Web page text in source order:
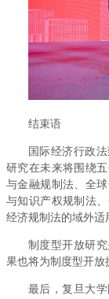
结束语
国际经济行政
研究在未来将围绕
与金融规制法、全
与知识产权规制法
经济规制法的域外适
制度型开放研
果也将为制度型开放
最后，复旦大